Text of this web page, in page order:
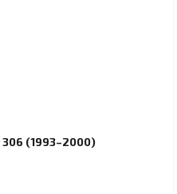
(1993–2000)